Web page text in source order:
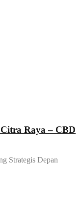
Raya – CBD
Strategis Depan